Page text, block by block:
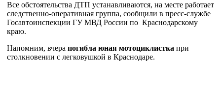
Все обстоятельства ДТП устанавливаются, на месте работает
следственно-оперативная группа, сообщили в пресс-службе
Госавтоинспекции ГУ МВД России по Краснодарскому
краю.
Напомним, вчера погибла юная мотоциклистка при
столкновении с легковушкой в Краснодаре.